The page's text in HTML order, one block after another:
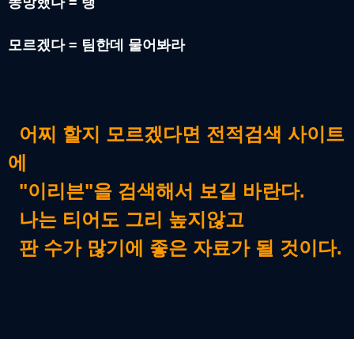
모르겠다 = 팀한데 물어봐라
어찌 할지 모르겠다면 전적검색 사이트
에
"이리븐"을 검색해서 보길 바란다.
나는 티어도 그리 높지않고
판 수가 많기에 좋은 자료가 될 것이다.